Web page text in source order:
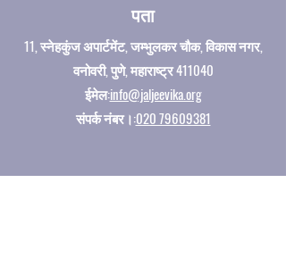
पता
11, स्नेहकुंज अपार्टमेंट, जम्भुलकर चौक, विकास नगर,
वनोवरी, पुणे, महाराष्ट्र 411040
ईमेल:info@jaljeevika.org
संपर्क नंबर।:020 79609381